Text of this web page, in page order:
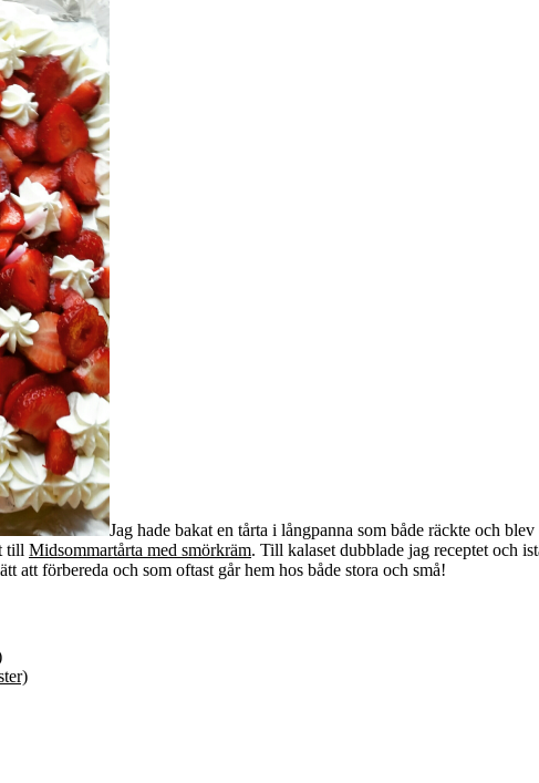
Jag hade bakat en tårta i långpanna som både räckte och
till Midsommartårta med smörkräm. Till kalaset dubblade jag receptet och
att förbereda och som oftast går hem hos både stora och små!